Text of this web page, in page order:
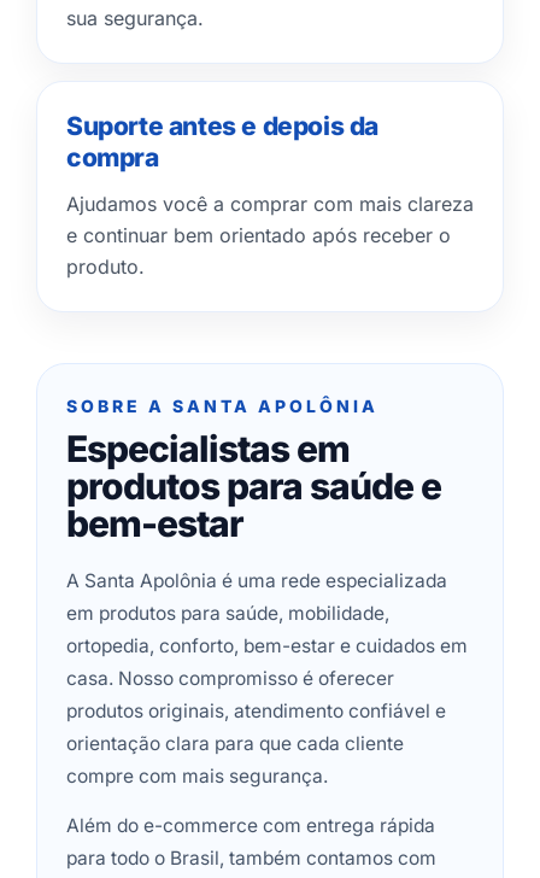
sua segurança.
Suporte antes e depois da
compra
Ajudamos você a comprar com mais clareza
e continuar bem orientado após receber o
produto.
SOBRE A SANTA APOLÔNIA
Especialistas em
produtos para saúde e
bem-estar
A Santa Apolônia é uma rede especializada
em produtos para saúde, mobilidade,
ortopedia, conforto, bem-estar e cuidados em
casa. Nosso compromisso é oferecer
produtos originais, atendimento confiável e
orientação clara para que cada cliente
compre com mais segurança.
Além do e-commerce com entrega rápida
para todo o Brasil, também contamos com